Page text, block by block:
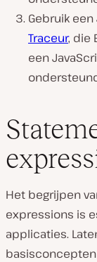
Gebruik
Traceur, die
een
Het begrijpen
expressions is
applicaties.